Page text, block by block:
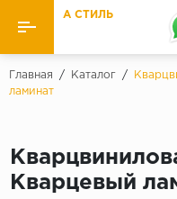
Назад
Паркетная доска
Ковролин и ковровая
А СТИЛЬ
Главная / Каталог /
ламинат
Кварцевый